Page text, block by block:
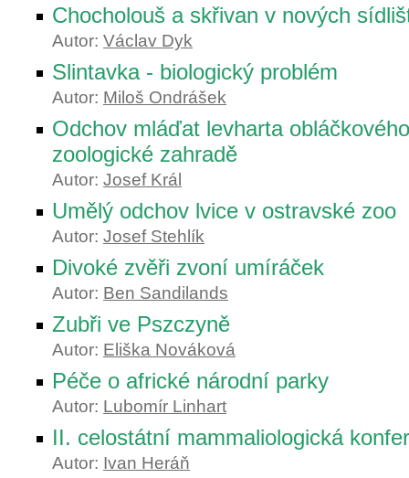
Chocholouš a skřivan v nových
Autor: Václav Dyk
Slintavka - biologický problém
Autor: Miloš Ondrášek
Odchov mláďat levharta
zoologické zahradě
Autor: Josef Král
Umělý odchov lvice v ostravské zoo
Autor: Josef Stehlík
Divoké zvěři zvoní umíráček
Autor: Ben Sandilands
Zubři ve Pszczyně
Autor: Eliška Nováková
Péče o africké národní parky
Autor: Lubomír Linhart
II. celostátní mammaliologická
Autor: Ivan Heráň